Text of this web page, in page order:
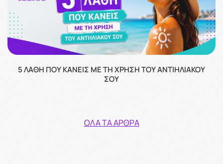
5 ΛΆΘΗ ΠΟΥ ΚΆΝΕΙΣ ΜΕ ΤΗ ΧΡΉΣΗ ΤΟΥ ΑΝΤΙΗΛΙΑΚΟΎ
ΣΟΥ
ΌΛΑ ΤΑ ΆΡΘΡΑ